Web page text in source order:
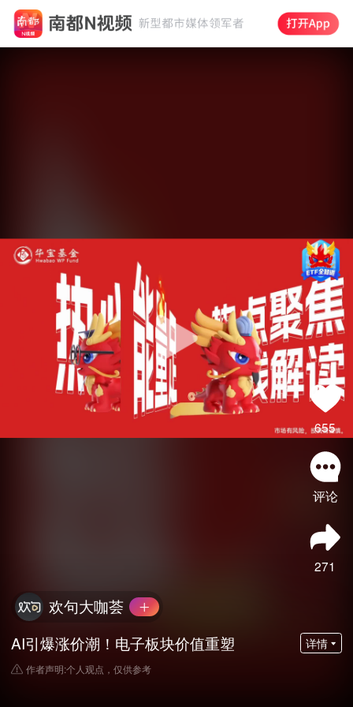
655
评论
271
欢句大咖荟
AI引爆涨价潮！电子板块价值重塑
详情
作者声明:个人观点，仅供参考